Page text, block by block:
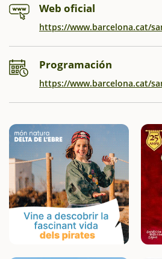
Web oficial
https://www.barcelona.cat/
Programación